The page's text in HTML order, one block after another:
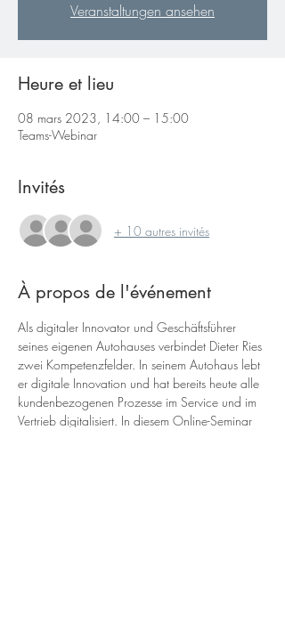
Veranstaltungen ansehen
Heure et lieu
08 mars 2023, 14:00 – 15:00
Teams-Webinar
Invités
+ 10 autres invités
À propos de l'événement
A﻿ls digitaler Innovator und Geschäftsführer
seines eigenen Autohauses verbindet Dieter Ries
zwei Kompetenzfelder. In seinem Autohaus lebt
er digitale Innovation und hat bereits heute alle
kundenbezogenen Prozesse im Service und im
Vertrieb digitalisiert. In diesem Online-Seminar